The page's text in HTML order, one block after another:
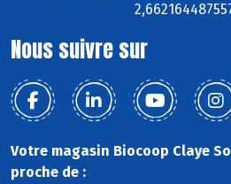
Nous suivre sur
Votre magasin Biocoop Claye
proche de :